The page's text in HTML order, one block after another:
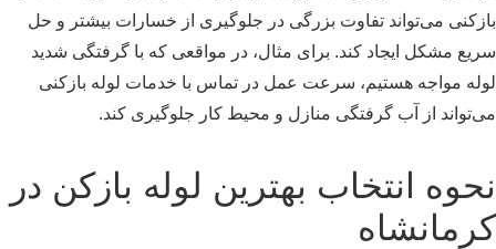
بازکنی می‌تواند تفاوت بزرگی در جلوگیری از خسارات بیشتر و حل
سریع مشکل ایجاد کند. برای مثال، در مواقعی که با گرفتگی شدید
لوله مواجه هستیم، سرعت عمل در تماس با خدمات لوله بازکنی
می‌تواند از آب گرفتگی منازل و محیط کار جلوگیری کند.
نحوه انتخاب بهترین لوله بازکن در
کرمانشاه